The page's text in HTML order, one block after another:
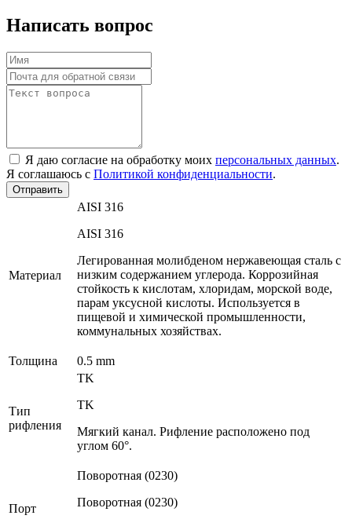
Написать вопрос
Я даю согласие на обработку моих персональных данных.
Я соглашаюсь с Политикой конфиденциальности.
Отправить
Материал
AISI 316
AISI 316
Легированная молибденом нержавеющая сталь с
низким содержанием углерода. Коррозийная
стойкость к кислотам, хлоридам, морской воде,
парам уксусной кислоты. Используется в
пищевой и химической промышленности,
коммунальных хозяйствах.
Толщина 0.5 mm
Тип
рифления
TK
TK
Мягкий канал. Рифление расположено под
углом 60°.
Порт
Поворотная (0230)
Поворотная (0230)